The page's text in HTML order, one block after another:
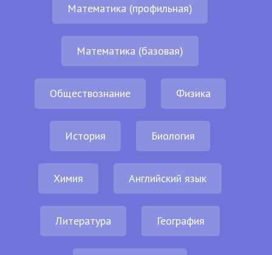
Математика (профильная)
Математика (базовая)
Обществознание Физика
История Биология
Химия Английский язык
Литература География